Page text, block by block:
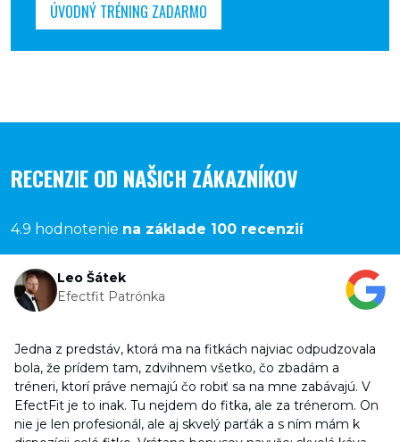
ÚVODNÝ TRÉNING ZADARMO
RECENZIE OD NAŠICH ZÁKAZNÍKOV
4.9 hodnotenie na základe 100 recenzií
Leo Šátek
Efectfit Patrónka
Jedna z predstáv, ktorá ma na fitkách najviac odpudzovala
bola, že prídem tam, zdvihnem všetko, čo zbadám a
tréneri, ktorí práve nemajú čo robiť sa na mne zabávajú. V
EfectFit je to inak. Tu nejdem do fitka, ale za trénerom. On
nie je len profesionál, ale aj skvelý parťák a s ním mám k